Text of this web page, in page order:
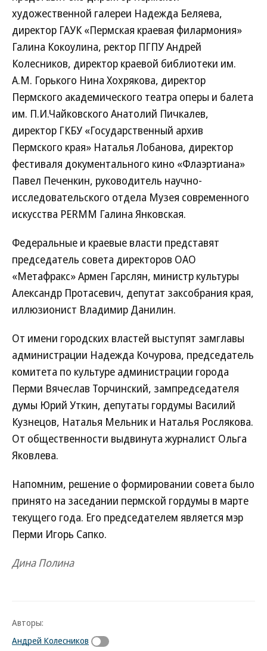
художественной галереи Надежда Беляева,
директор ГАУК «Пермская краевая филармония»
Галина Кокоулина, ректор ПГПУ Андрей
Колесников, директор краевой библиотеки им.
А.М. Горького Нина Хохрякова, директор
Пермского академического театра оперы и балета
им. П.И.Чайковского Анатолий Пичкалев,
директор ГКБУ «Государственный архив
Пермского края» Наталья Лобанова, директор
фестиваля документального кино «Флаэртиана»
Павел Печенкин, руководитель научно-
исследовательского отдела Музея современного
искусства PERMM Галина Янковская.
Федеральные и краевые власти представят
председатель совета директоров ОАО
«Метафракс» Армен Гарслян, министр культуры
Александр Протасевич, депутат заксобрания края,
иллюзионист Владимир Данилин.
От имени городских властей выступят замглавы
администрации Надежда Кочурова, председатель
комитета по культуре администрации города
Перми Вячеслав Торчинский, зампредседателя
думы Юрий Уткин, депутаты гордумы Василий
Кузнецов, Наталья Мельник и Наталья Рослякова.
От общественности выдвинута журналист Ольга
Яковлева.
Напомним, решение о формировании совета было
принято на заседании пермской гордумы в марте
текущего года. Его председателем является мэр
Перми Игорь Сапко.
Дина Полина
Авторы:
Андрей Колесников